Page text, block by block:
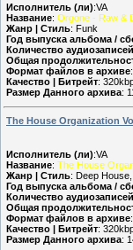
Исполнитель (ли):VA
Название: Orgone - Raw &
Жанр | Стиль: Funk
Год выпуска альбома /
Количество аудиозаписей
Общая
Формат файлов в архиве
Качество | Битрейт:
Размер Данного архива:
The House Organization
Исполнитель (ли):VA
Название: The House
Жанр | Стиль: Deep
Год выпуска альбома /
Количество аудиозаписей
Общая
Формат файлов в архиве
Качество | Битрейт:
Размер Данного архива: